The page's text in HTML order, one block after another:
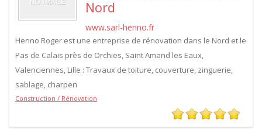
Nord
www.sarl-henno.fr
Henno Roger est une entreprise de rénovation dans le Nord et le
Pas de Calais près de Orchies, Saint Amand les Eaux,
Valenciennes, Lille : Travaux de toiture, couverture, zinguerie,
sablage, charpen
Construction / Rénovation